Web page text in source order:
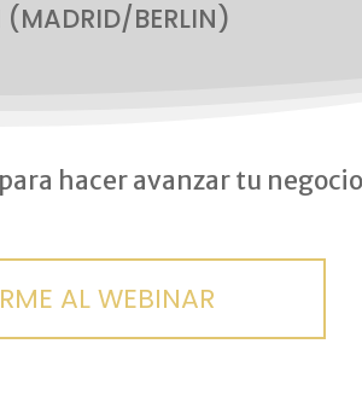
(MADRID/BERLIN)
hacer avanzar tu
AL WEBINAR